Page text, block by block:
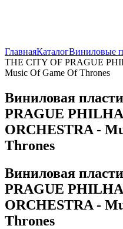
ГлавнаяКаталогВиниловые
THE CITY OF PRAGUE
Music Of Game Of Thrones
Виниловая
PRAGUE
ORCHESTRA -
Thrones
Виниловая
PRAGUE
ORCHESTRA -
Thrones